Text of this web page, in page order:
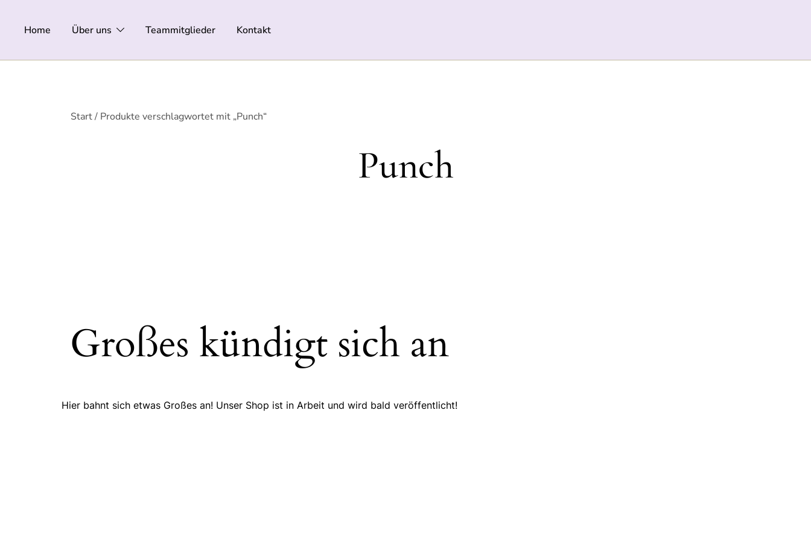
Home Über uns Teammitglieder Kontakt
Start/ Produkte verschlagwortet mit „Punch“
Punch
Großes kündigt sich an
Hier bahnt sich etwas Großes an! Unser Shop ist in Arbeit und wird bald veröffentlicht!